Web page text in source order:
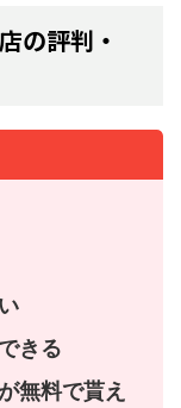
の評判・
きる
無料で貰え